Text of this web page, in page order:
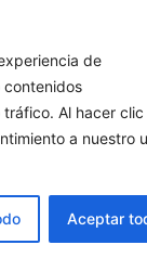
de
contenidos
Al hacer clic
a nuestro
Aceptar
poder